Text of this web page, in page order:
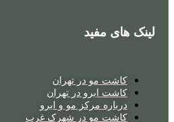
های مفید
کاشت مو در تهران
کاشت ابرو در تهران
درباره مرکز مو و ابرو
کاشت مو در شهرک غرب